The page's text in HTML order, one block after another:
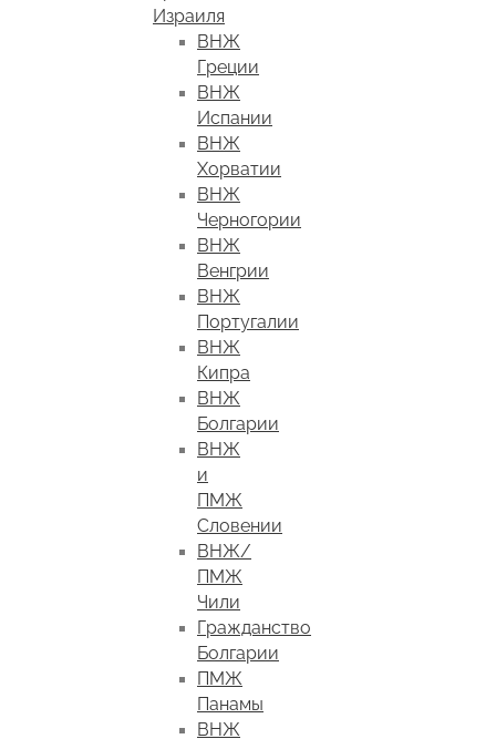
Израиля
ВНЖ
Греции
ВНЖ
Испании
ВНЖ
Хорватии
ВНЖ
Черногории
ВНЖ
Венгрии
ВНЖ
Португалии
ВНЖ
Кипра
ВНЖ
Болгарии
ВНЖ
и
ПМЖ
Словении
ВНЖ/
ПМЖ
Чили
Гражданство
Болгарии
ПМЖ
Панамы
ВНЖ